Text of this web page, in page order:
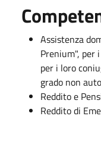
Assistenza
Prenium", per
per i loro
grado non
Reddito e
Reddito di